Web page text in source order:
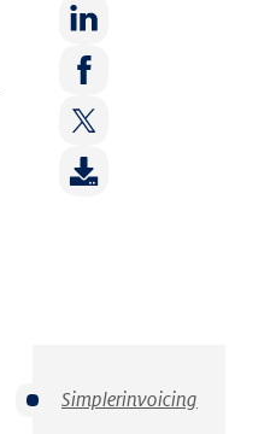
Deel
op:
LinkedIn
Deel
Facebook
Deel
op:
Simplerinvoicing